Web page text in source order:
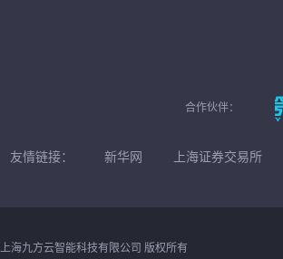
合作伙伴：
友情链接： 新华网 上海证券交易所
上海九方云智能科技有限公司 版权所有